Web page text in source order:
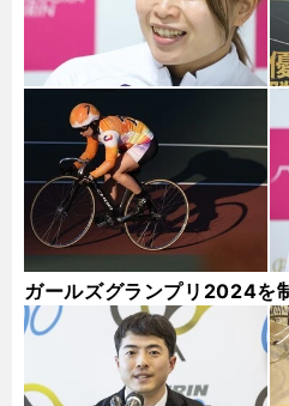
ガールズグランプリ2024を